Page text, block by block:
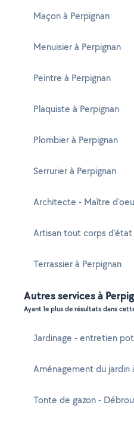
Maçon à Perpignan
Menuisier à Perpignan
Peintre à Perpignan
Plaquiste à Perpignan
Plombier à Perpignan
Serrurier à Perpignan
Architecte - Maître
Artisan tout corps d'état
Terrassier à Perpignan
Autres services à
Ayant le plus de résultats dans
Jardinage - entretien
Aménagement du jardin
Tonte de gazon -